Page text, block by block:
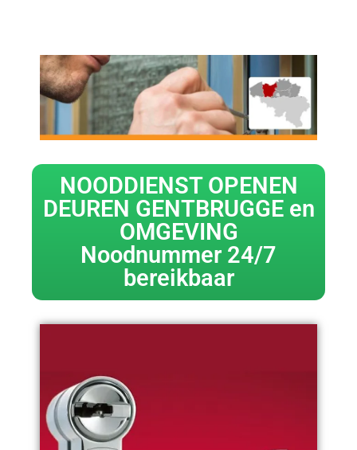
NOODDIENST OPENEN
DEUREN GENTBRUGGE en
OMGEVING
Noodnummer 24/7
bereikbaar